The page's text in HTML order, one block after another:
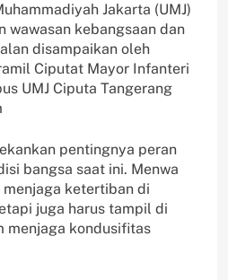
Jakarta (UMJ)
wawasan kebangsaan dan
disampaikan oleh
Ciputat Mayor Infanteri
UMJ Ciputa Tangerang
pentingnya peran
bangsa saat ini. Menwa
ketertiban di
juga harus tampil di
menjaga kondusifitas